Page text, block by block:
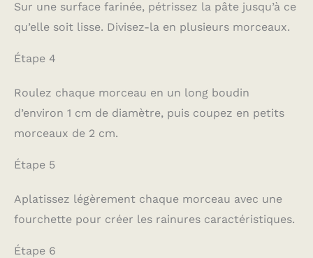
Sur une surface farinée, pétrissez la pâte jusqu’à ce
qu’elle soit lisse. Divisez-la en plusieurs morceaux.
Étape 4
Roulez chaque morceau en un long boudin
d’environ 1 cm de diamètre, puis coupez en petits
morceaux de 2 cm.
Étape 5
Aplatissez légèrement chaque morceau avec une
fourchette pour créer les rainures caractéristiques.
Étape 6